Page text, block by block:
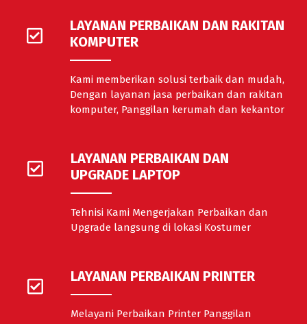
LAYANAN PERBAIKAN DAN RAKITAN
KOMPUTER
Kami memberikan solusi terbaik dan mudah,
Dengan layanan jasa perbaikan dan rakitan
komputer, Panggilan kerumah dan kekantor
LAYANAN PERBAIKAN DAN
UPGRADE LAPTOP
Tehnisi Kami Mengerjakan Perbaikan dan
Upgrade langsung di lokasi Kostumer
LAYANAN PERBAIKAN PRINTER
Melayani Perbaikan Printer Panggilan